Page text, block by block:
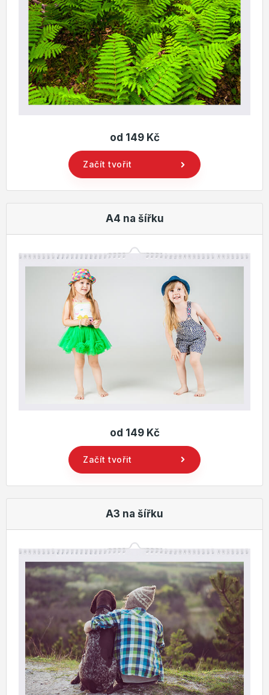
od 149 Kč
Začít tvořit
A4 na šířku
od 149 Kč
Začít tvořit
A3 na šířku